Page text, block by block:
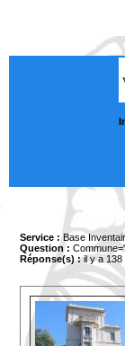
Service : Base
Question :
Réponse(s) :il y a 138